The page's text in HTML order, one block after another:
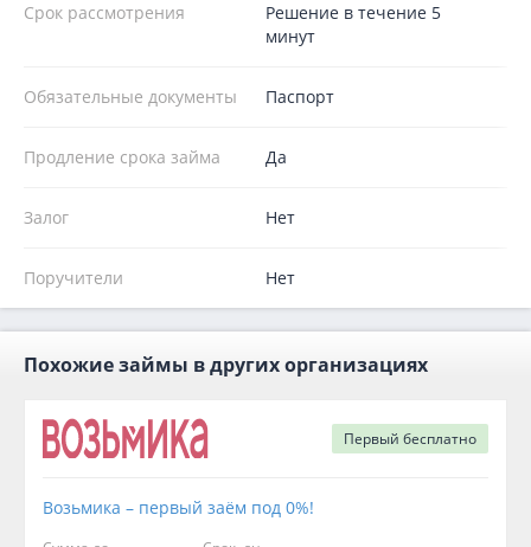
Срок рассмотрения
Решение в течение 5
минут
Обязательные документы Паспорт
Продление срока займа Да
Залог Нет
Поручители Нет
Похожие займы в других организациях
Первый бесплатно
Возьмика – первый заём под 0%!